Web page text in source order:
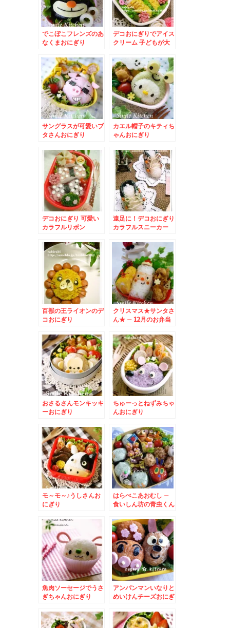
でこぼこフレンズのあ
なくまおにぎり
デコおにぎりでアイス
クリーム 子どもが大
サングラスが可愛いブ
タさんおにぎり
カエル帽子のキティち
ゃんおにぎり
デコおにぎり 可愛い
カラフルリボン
遠足に！デコおにぎり
カラフルスニーカー
百獣の王ライオンのデ
コおにぎり
クリスマス★サンタさ
ん★ – 12月のお弁当
まり☆
おさるさんモンキッキ
ーおにぎり
ちゅーっとねずみちゃ
んおにぎり
モ～モ～♪うしさんお
にぎり
はらぺこあおむし –
食いしん坊の青虫くん
魚肉ソーセージでうさ
ぎちゃんおにぎり
アンパンマンいなりと
めいけんチーズおにぎ